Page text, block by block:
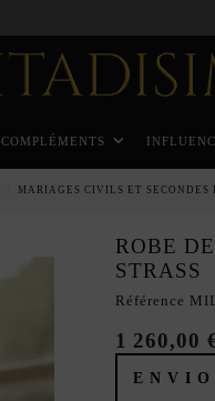
COMPLÉMENTS
MARIAGES CIVILS ET SECONDES
ROBE
STRASS
Référence
1 260,00